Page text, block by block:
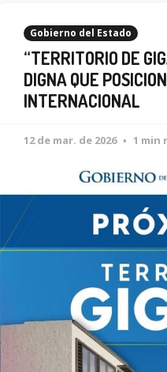
Gobierno del Estado
“TERRITORIO DE
DIGNA QUE
INTERNACIONAL
12 de mar. de 2026 1 min